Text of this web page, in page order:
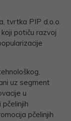
Link
tvrtka PIP d.o.o.
potiču razvoj
uz segment
u
pčelinjih